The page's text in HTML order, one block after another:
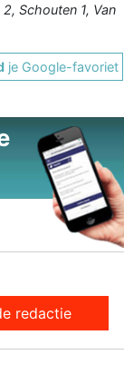
Schouten 1, Van
je Google-favoriet
redactie